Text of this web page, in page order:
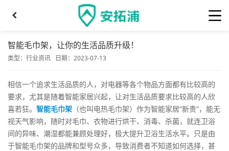
智能毛巾架，让你的生活品质升级！
类型： 行业资讯 日期：2023-07-13
相信一个追求生活品质的人，对电器等各个物品方面都有比较高的
要求，尤其是随着智能家居兴起，让对生活品质要求比较高的人欣
喜若狂。 智能毛巾架 （也叫电热毛巾架）作为智能家居“新贵”，能无
视天气影响，随时对毛巾、衣物进行烘干、消毒、杀菌，就连卫浴
间的异味、潮湿都能兼顾处理好，极大提升卫浴生活水平。只是由
于智能毛巾架的品牌和型号众多，导致消费者不知道如何选择，甚